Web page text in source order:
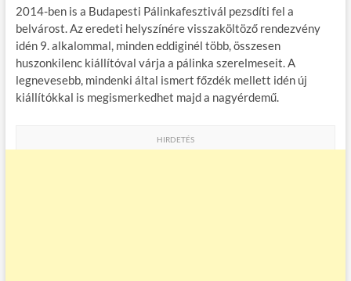
2014-ben is a Budapesti Pálinkafesztivál pezsdíti fel a
belvárost. Az eredeti helyszínére visszaköltöző rendezvény
idén 9. alkalommal, minden eddiginél több, összesen
huszonkilenc kiállítóval várja a pálinka szerelmeseit. A
legnevesebb, mindenki által ismert főzdék mellett idén új
kiállítókkal is megismerkedhet majd a nagyérdemű.
HIRDETÉS